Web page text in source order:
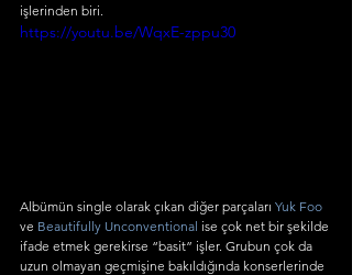
işlerinden biri.
https://youtu.be/WqxE-zppu30
Albümün single olarak çıkan diğer parçaları Yuk Foo
ve Beautifully Unconventional ise çok net bir şekilde
ifade etmek gerekirse “basit” işler. Grubun çok da
uzun olmayan geçmişine bakıldığında konserlerinde